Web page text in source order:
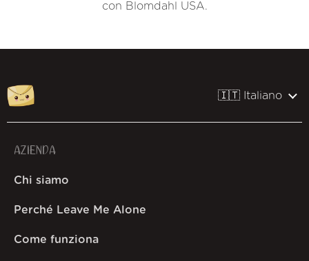
con Blomdahl USA.
🇮🇹 Italiano
AZIENDA
Chi siamo
Perché Leave Me Alone
Come funziona